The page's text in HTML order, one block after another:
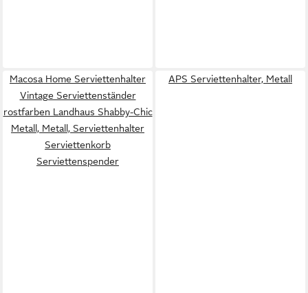
Macosa Home Serviettenhalter
Vintage Serviettenständer
rostfarben Landhaus Shabby-Chic
Metall, Metall, Serviettenhalter
Serviettenkorb
Serviettenspender
APS Serviettenhalter, Metall